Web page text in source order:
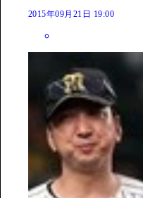
2015年09月21日 19:00